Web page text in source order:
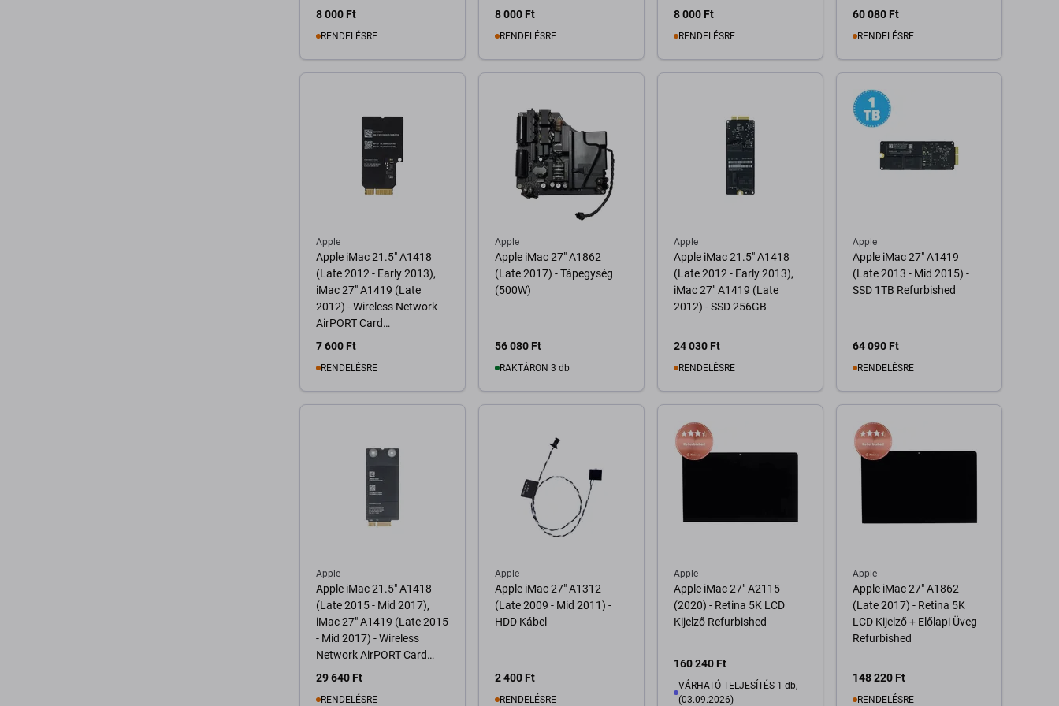
8 000 Ft
RENDELÉSRE
8 000 Ft
RENDELÉSRE
AR5BXB92
8 000 Ft
RENDELÉSRE
60 080 Ft
RENDELÉSRE
Apple
Apple iMac 21.5" A1418
(Late 2012 - Early 2013),
iMac 27" A1419 (Late
2012) - Wireless Network
AirPORT Card
BCM94331CD Refurbished
7 600 Ft
RENDELÉSRE
Apple
Apple iMac 27" A1862
(Late 2017) - Tápegység
(500W)
56 080 Ft
RAKTÁRON 3 db
Apple
Apple iMac 21.5" A1418
(Late 2012 - Early 2013),
iMac 27" A1419 (Late
2012) - SSD 256GB
24 030 Ft
RENDELÉSRE
Apple
Apple iMac 27" A1419
(Late 2013 - Mid 2015) -
SSD 1TB Refurbished
64 090 Ft
RENDELÉSRE
Apple
Apple iMac 21.5" A1418
(Late 2015 - Mid 2017),
iMac 27" A1419 (Late 2015
- Mid 2017) - Wireless
Network AirPORT Card
BCM943602CD
29 640 Ft
RENDELÉSRE
Apple
Apple iMac 27" A1312
(Late 2009 - Mid 2011) -
HDD Kábel
2 400 Ft
RENDELÉSRE
Apple
Apple iMac 27" A2115
(2020) - Retina 5K LCD
Kijelző Refurbished
160 240 Ft
VÁRHATÓ TELJESÍTÉS 1 db,
(03.09.2026)
Apple
Apple iMac 27" A1862
(Late 2017) - Retina 5K
LCD Kijelző + Előlapi Üveg
Refurbished
148 220 Ft
RENDELÉSRE